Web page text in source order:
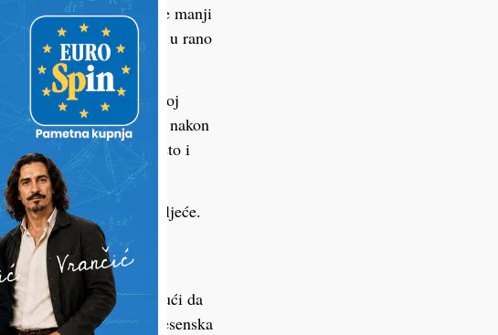
bolesti i štetnika je manji
bogat i zdrav urod već u rano
ga je posaditi u drugoj
uspijeva ako se sadi nakon
osigura sunčano mjesto i
početkom ljeta.
onog koji se sije u proljeće.
se u proljeće
tvari.
iz sadnica, a budući da
otporan i pouzdan. Jesenska